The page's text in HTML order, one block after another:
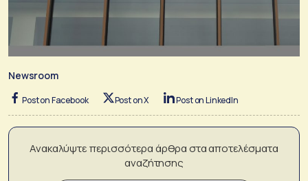
Newsroom
Post on Facebook Post on X Post on LinkedIn
Ανακαλύψτε περισσότερα άρθρα στα αποτελέσματα
αναζήτησης